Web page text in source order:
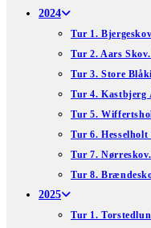
2024
Tur 1.
Tur 2. Aars
Tur 3. Store
Tur 4. Kastbjerg
Tur 5.
Tur 6.
Tur 7.
Tur 8.
2025
Tur 1.